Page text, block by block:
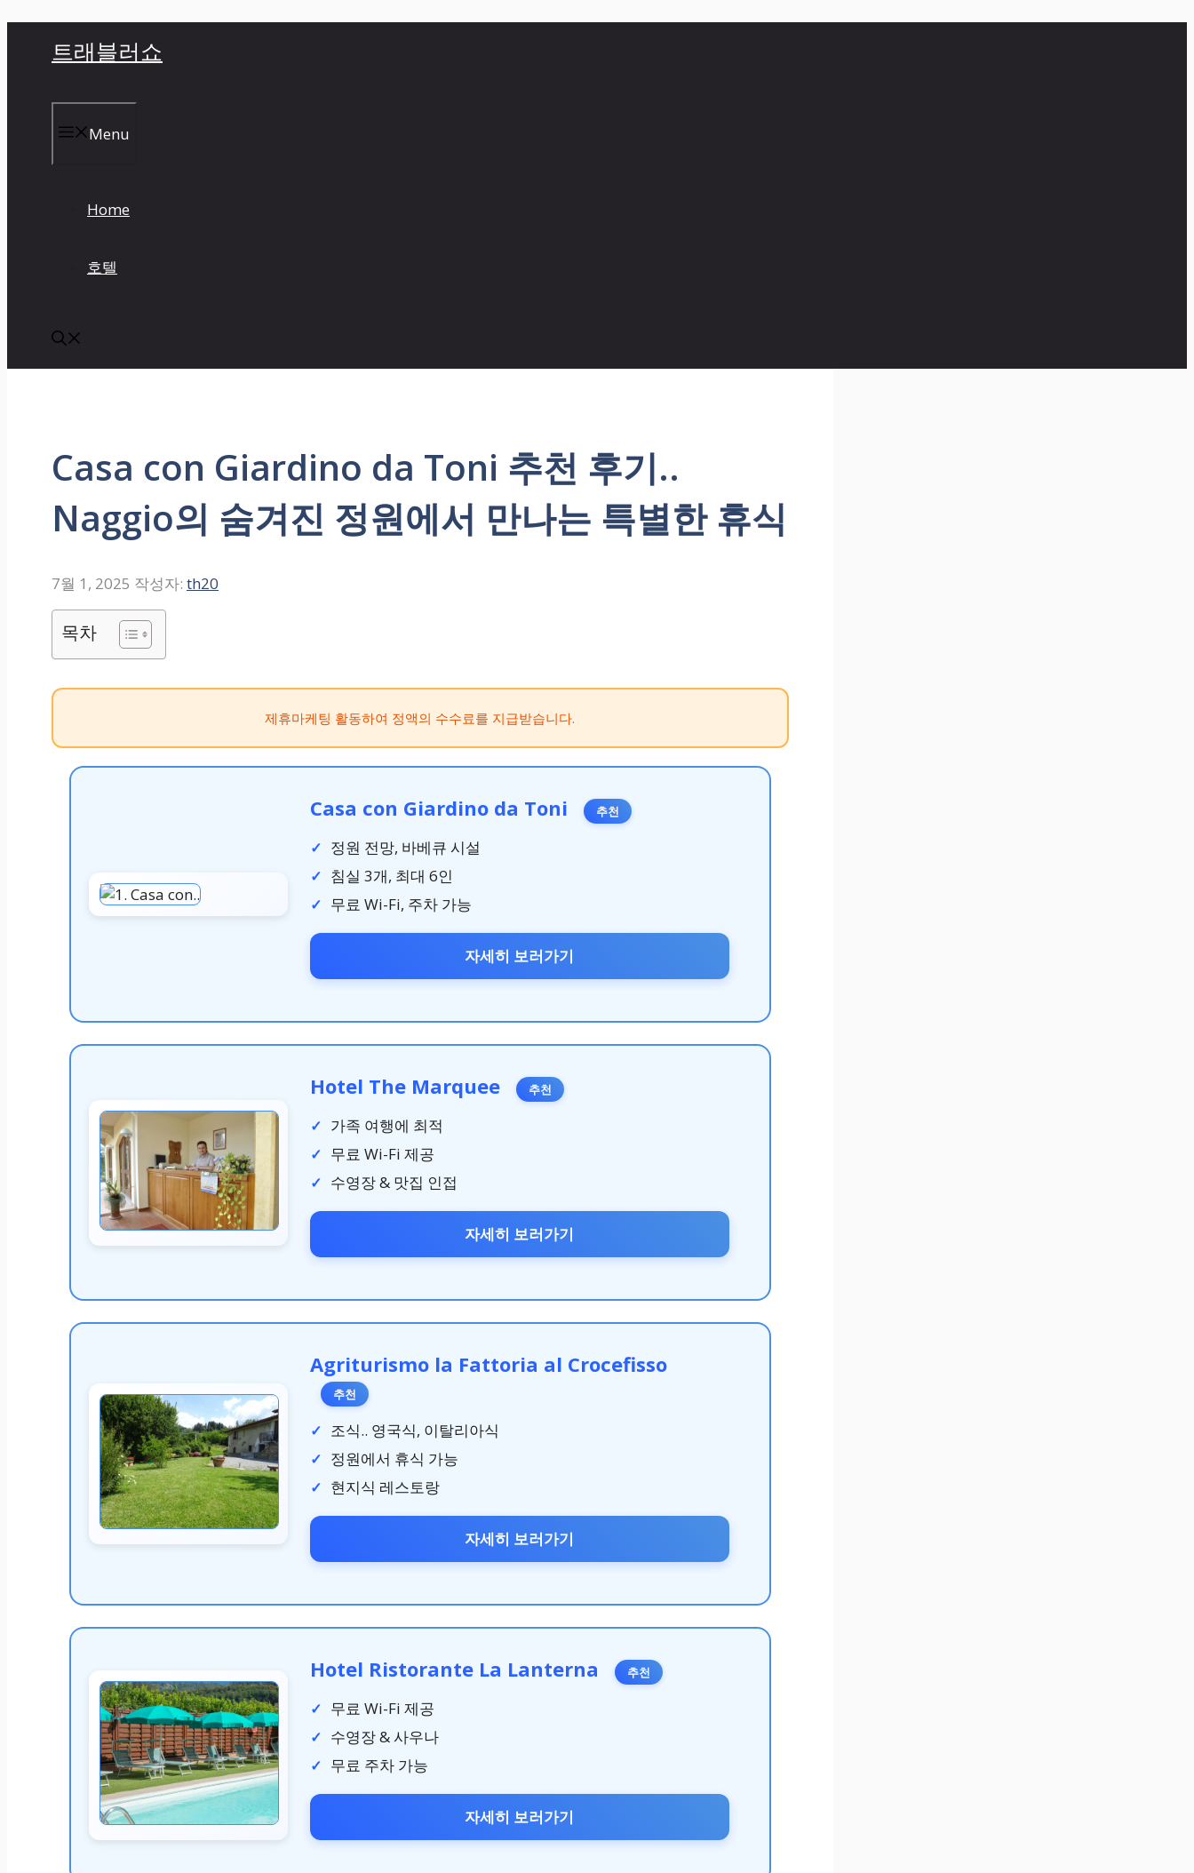
트래블러쇼
Menu
Home
호텔
Casa con Giardino da Toni 추천 후기..
Naggio의 숨겨진 정원에서 만나는 특별한 휴식
7월 1, 2025 작성자: th20
목차
제휴마케팅 활동하여 정액의 수수료를 지급받습니다.
Casa con Giardino da Toni 추천
정원 전망, 바베큐 시설
침실 3개, 최대 6인
무료 Wi-Fi, 주차 가능
자세히 보러가기
Hotel The Marquee 추천
가족 여행에 최적
무료 Wi-Fi 제공
수영장 & 맛집 인접
자세히 보러가기
Agriturismo la Fattoria al Crocefisso
추천
조식.. 영국식, 이탈리아식
정원에서 휴식 가능
현지식 레스토랑
자세히 보러가기
Hotel Ristorante La Lanterna 추천
무료 Wi-Fi 제공
수영장 & 사우나
무료 주차 가능
자세히 보러가기